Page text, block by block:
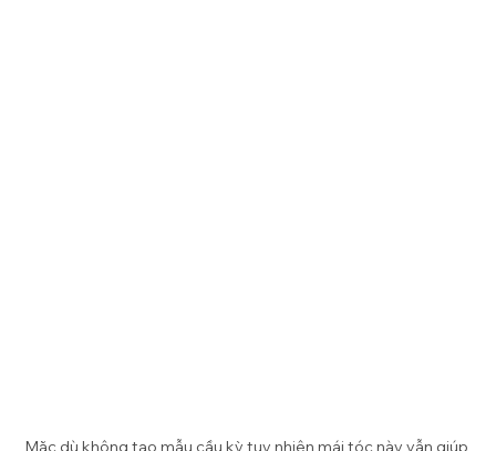
Mặc dù không tạo mẫu cầu kỳ tuy nhiên mái tóc này vẫn giúp